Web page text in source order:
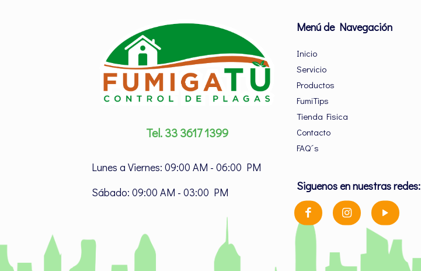
Tel. 33 3617 1399
Lunes a Viernes: 09:00 AM - 06:00 PM
Sábado: 09:00 AM - 03:00 PM
Menú de Navegación
Inicio
Servicio
Productos
FumiTips
Tienda Fisica
Contacto
FAQ´s
Siguenos en nuestras redes: